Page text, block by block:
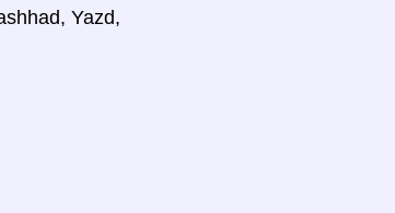
Yazd,